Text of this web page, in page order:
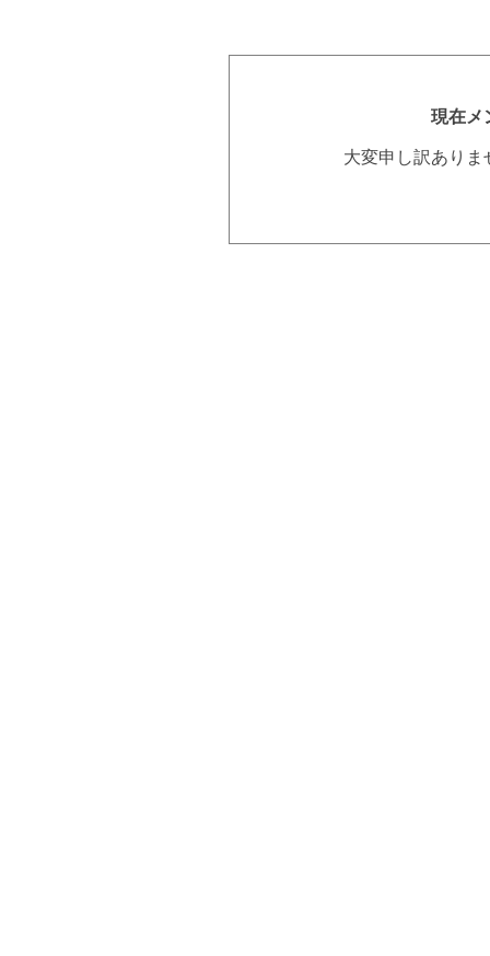
現在メ
大変申し訳あり